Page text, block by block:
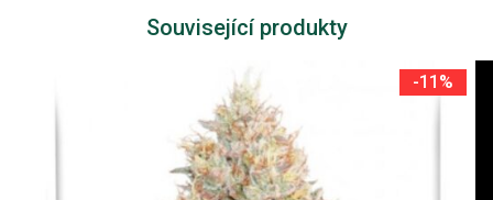
Související produkty
-11%